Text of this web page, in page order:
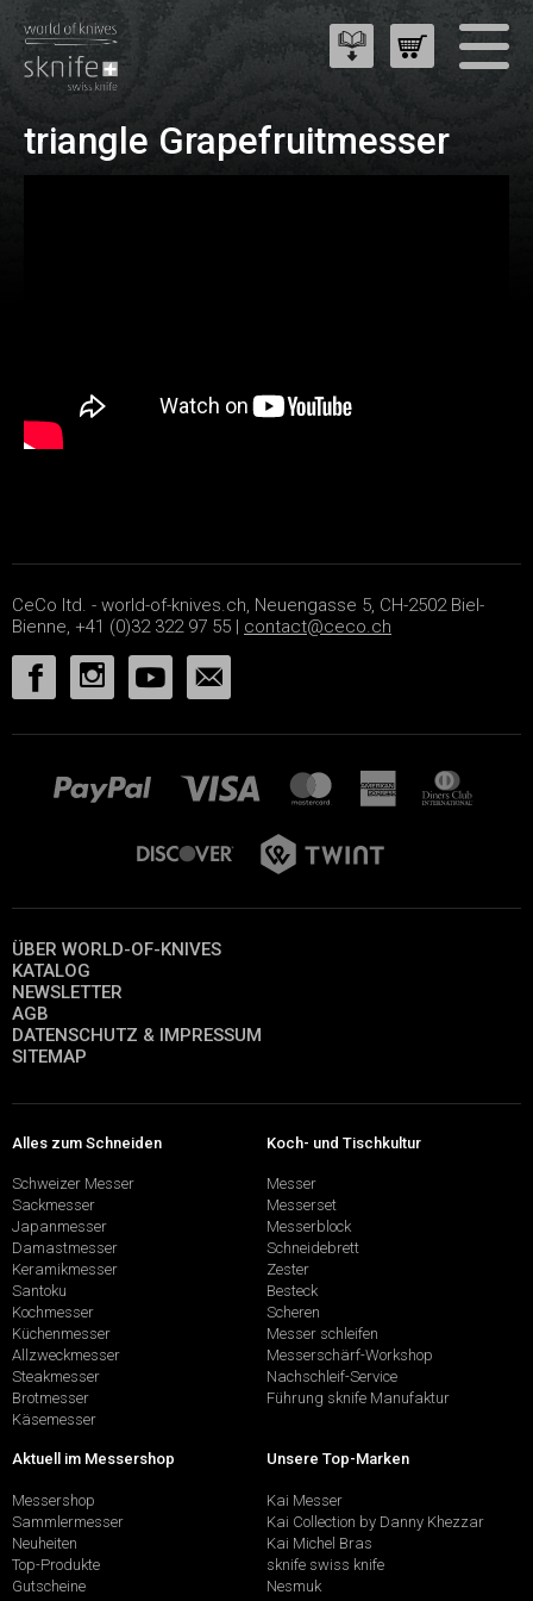
triangle Grapefruitmesser
CeCo ltd. - world-of-knives.ch, Neuengasse 5, CH-2502 Biel-
Bienne, +41 (0)32 322 97 55 | contact@ceco.ch
ÜBER WORLD-OF-KNIVES
KATALOG
NEWSLETTER
AGB
DATENSCHUTZ & IMPRESSUM
SITEMAP
Alles zum Schneiden
Schweizer Messer
Sackmesser
Japanmesser
Damastmesser
Keramikmesser
Santoku
Kochmesser
Küchenmesser
Allzweckmesser
Steakmesser
Brotmesser
Käsemesser
Koch- und Tischkultur
Messer
Messerset
Messerblock
Schneidebrett
Zester
Besteck
Scheren
Messer schleifen
Messerschärf-Workshop
Nachschleif-Service
Führung sknife Manufaktur
Aktuell im Messershop
Messershop
Sammlermesser
Neuheiten
Top-Produkte
Gutscheine
Unsere Top-Marken
Kai Messer
Kai Collection by Danny Khezzar
Kai Michel Bras
sknife swiss knife
Nesmuk